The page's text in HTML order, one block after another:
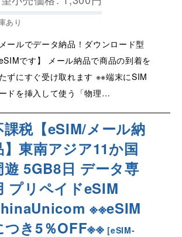
あり
メールでデータ納品！ダウンロード型
です】 メール納品で商品の到着を
ずにすぐ受け取れます ※※端末にSIM
ドを挿入して使う「物理…
課税【eSIM/メール納
】東南アジア11か国
遊 5GB8日 データ専
プリペイドeSIM
※※eSIM
つき5％OFF※※ [eSIM-